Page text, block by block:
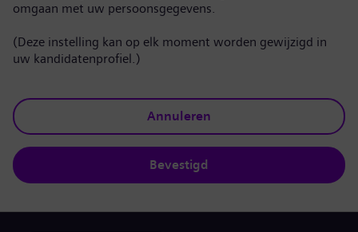
omgaan met uw persoonsgegevens.
(Deze instelling kan op elk moment worden gewijzigd in
uw kandidatenprofiel.)
Annuleren
Bevestigd